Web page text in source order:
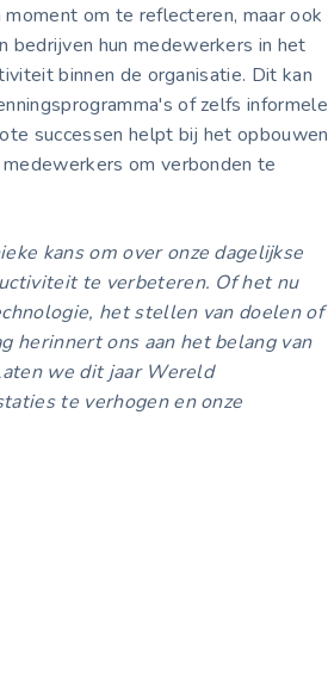
om te reflecteren, maar ook
bedrijven hun medewerkers in het
binnen de organisatie. Dit kan
of zelfs informele
successen helpt bij het opbouwen
om verbonden te
kans om over onze dagelijkse
te verbeteren. Of het nu
het stellen van doelen of
herinnert ons aan het belang van
we dit jaar Wereld
te verhogen en onze